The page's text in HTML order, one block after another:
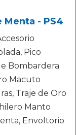
- PS4
Pico
Bombardera
Macuto
Traje de Oro
Manto
Envoltorio